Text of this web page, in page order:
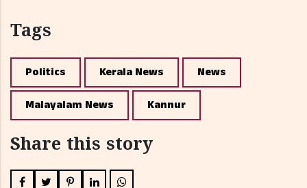
Tags
Politics Kerala News News
Malayalam News Kannur
Share this story